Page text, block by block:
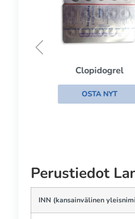
Clopidogrel
OSTA NYT
Perustiedot
INN (kansainvälinen